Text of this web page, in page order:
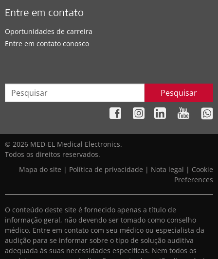
Entre em contato
Oportunidades de carreira
Entre em contato conosco
Pesquisar
© 2026 MED-EL Medical Electronics.
Todos os direitos reservados.
Mapa do site | Política de privacidade | Nota legal | Cookie
Preferences
O conteúdo deste site é fornecido apenas a título de
informação geral, não devendo ser tomado como conselho
médico. Entre em contato com seu médico ou especialista da
audição para se informar sobre o tipo de solução auditiva
adequada às suas necessidades específicas. Nem todos os